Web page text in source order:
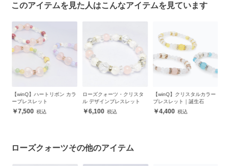
このアイテムを見た人はこんなアイテムを見ています
【winQ】ハートリボン カラ
ーブレスレット
7,500
ローズクォーツ・クリスタ
ル デザインブレスレット
6,100
【winQ】クリスタルカラー
ブレスレット｜誕生石
4,400
ローズクォーツその他のアイテム